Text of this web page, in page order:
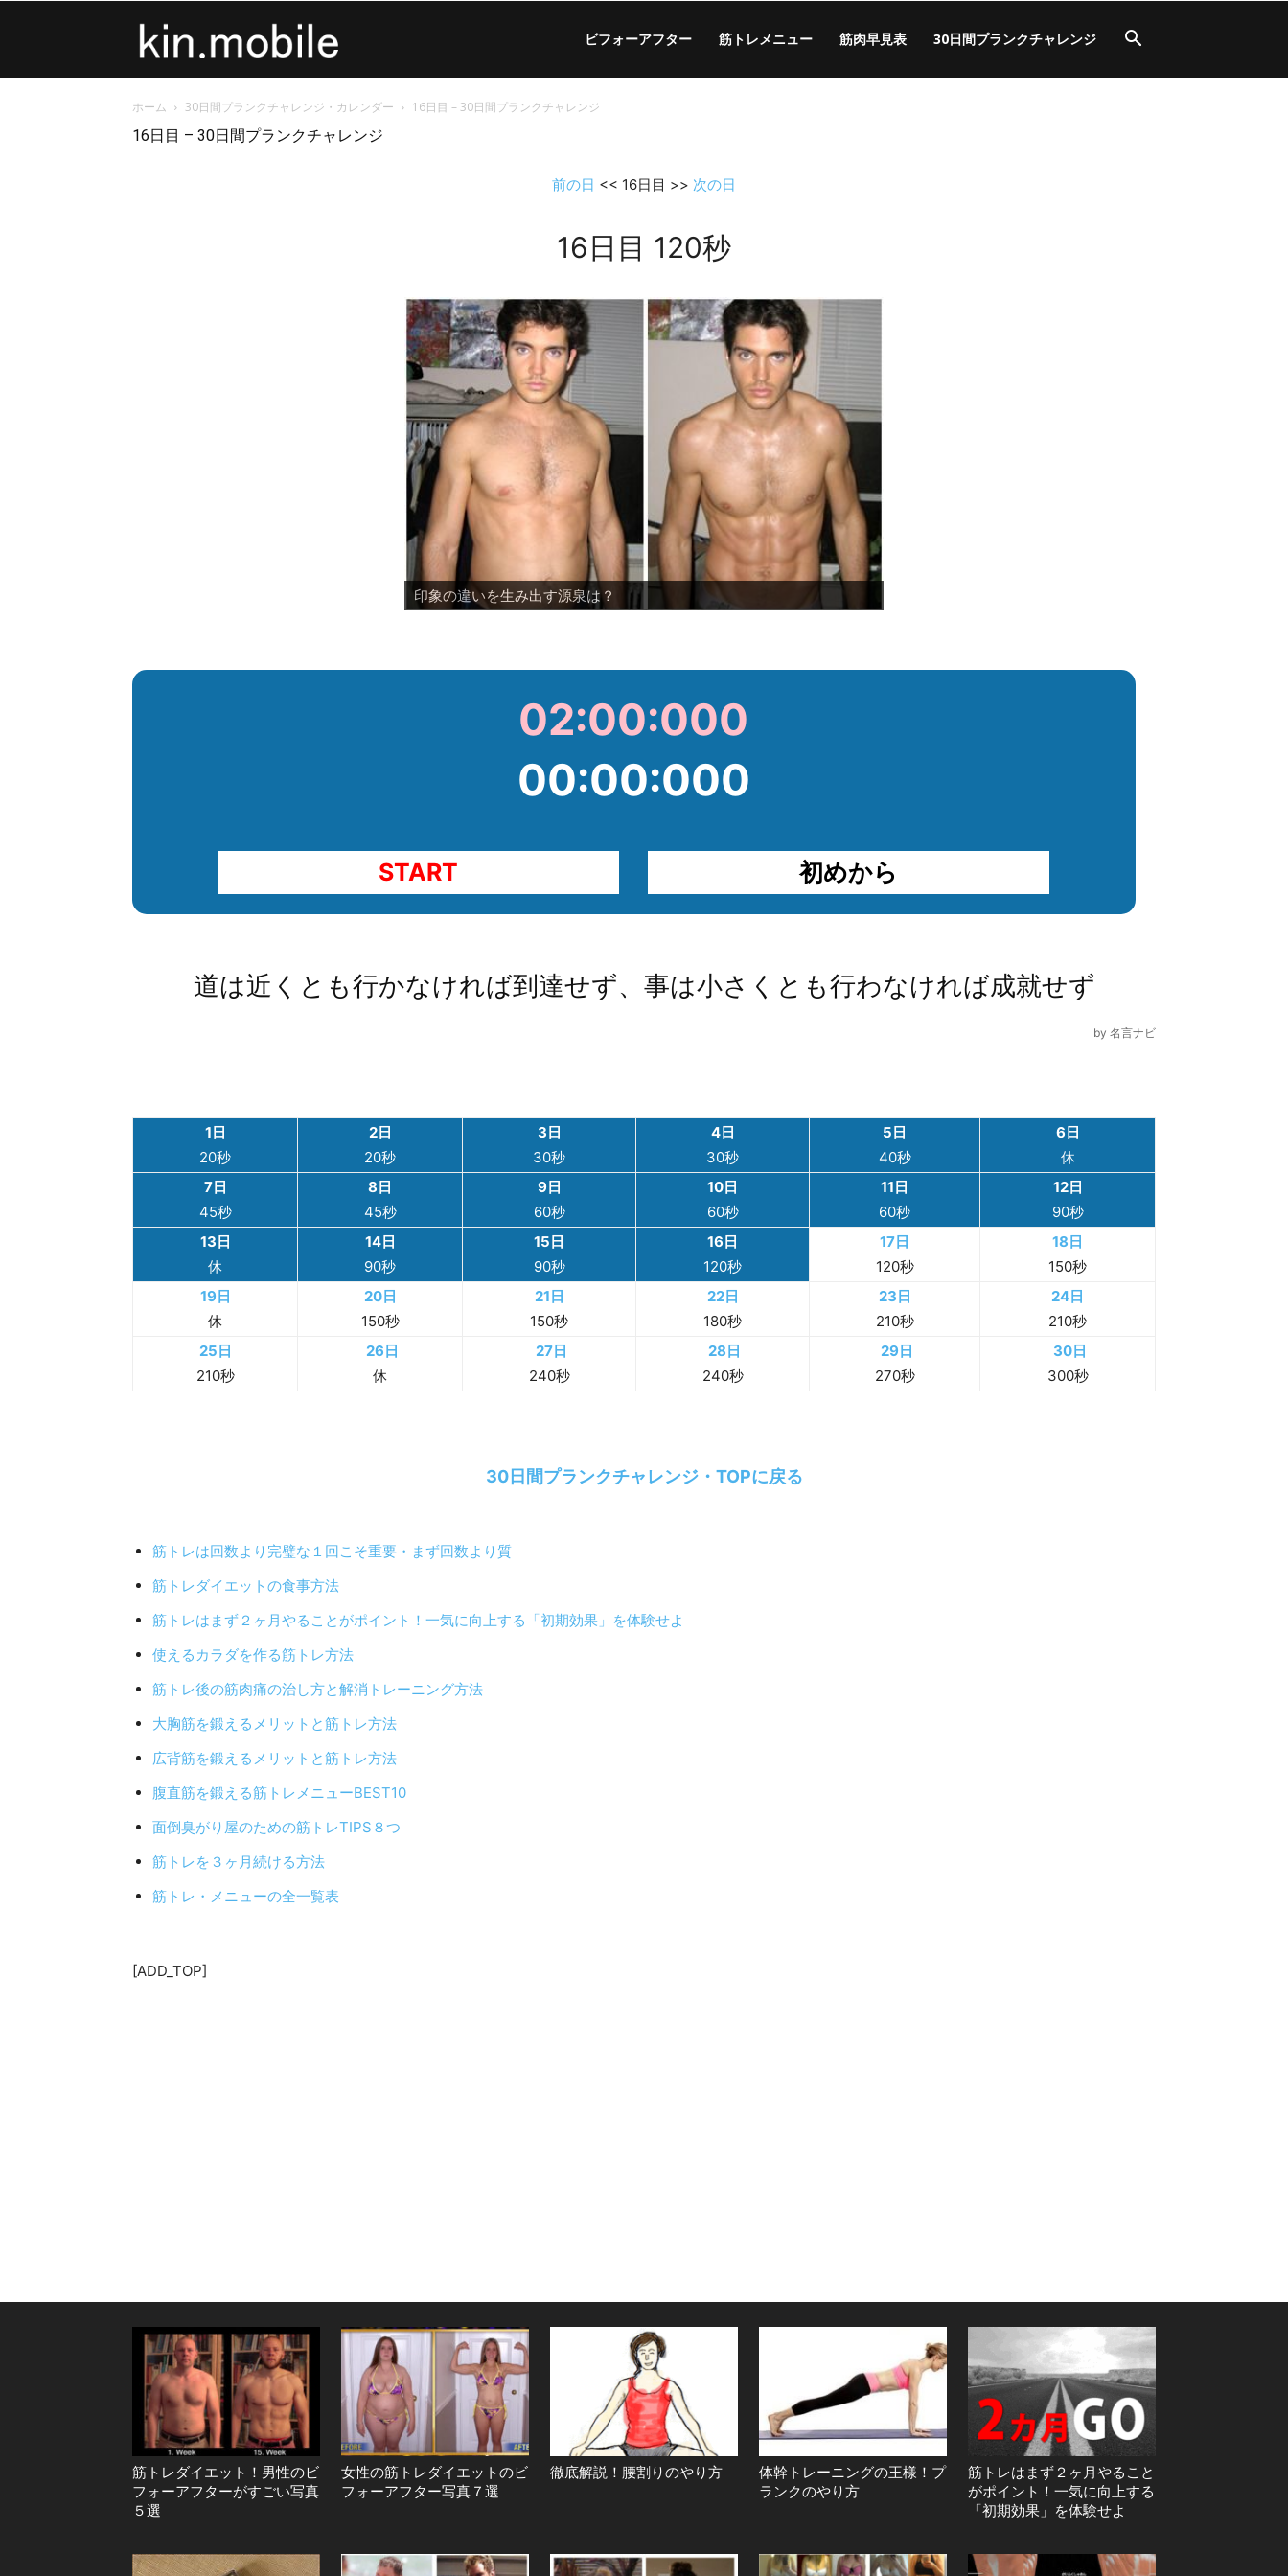
ビフォーアフター 筋トレメニュー 筋肉早見表 30日間プランクチャレンジ
ホーム 30日間プランクチャレンジ・カレンダー 16日目 – 30日間プランクチャレンジ
16日目 – 30日間プランクチャレンジ
前の日 << 16日目 >> 次の日
16日目 120秒
優勝
印象の違いを生み出す源泉は？
参考になる遷移図
YES!
同一人物？
凄まじい
水着をアグレッシブに着こなせるボディ
リス化に種族変更
笑顔の良さを引き立てるダイエット
02:00:000
00:00:000
START 初めから
道は近くとも行かなければ到達せず、事は小さくとも行わなければ成就せず
1日
20秒
2日
20秒
3日
30秒
4日
30秒
5日
40秒
6日
休
7日
45秒
8日
45秒
9日
60秒
10日
60秒
11日
60秒
12日
90秒
13日
休
14日
90秒
15日
90秒
16日
120秒
17日
18日
19日
20日
21日
22日
23日
24日
25日
26日
27日
28日
29日
30日
30日間プランクチャレンジ・TOPに戻る
筋トレは回数より完璧な１回こそ重要・まず回数より質
筋トレはまず２ヶ月やることがポイント！一気に向上する「初期効果」を体験せよ
使えるカラダを作る筋トレ方法
大胸筋を鍛えるメリットと筋トレ方法
広背筋を鍛えるメリットと筋トレ方法
腹直筋を鍛える筋トレメニューBEST10
面倒臭がり屋のための筋トレTIPS８つ
筋トレを３ヶ月続ける方法
筋トレダイエット！男性のビ
フォーアフターがすごい写真
女性の筋トレダイエットのビ
体幹トレーニングの王様！プ
筋トレはまず２ヶ月やること
がポイント！一気に向上する